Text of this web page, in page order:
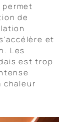
de
et
Les
est trop
chaleur